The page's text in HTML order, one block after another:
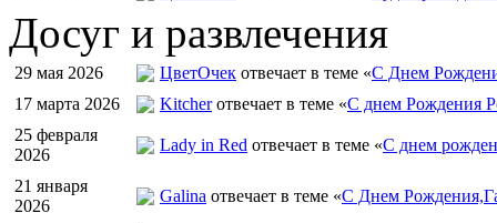
Досуг и развлечения
29 мая 2026 ЦветOчек отвечает в теме «С Днем
17 марта 2026
Kitcherотвечает в теме «С днем Рождения
25 февраля
2026
Lady in Red отвечает в теме «С днем
21 января
2026
Galina отвечает в теме «С Днем